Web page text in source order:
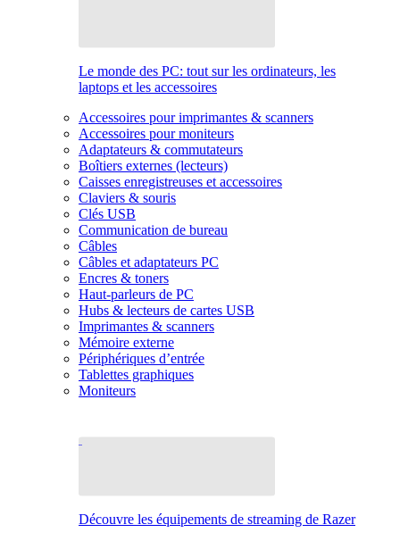
Le monde des PC: tout sur les ordinateurs, les
laptops et les accessoires
Accessoires pour imprimantes & scanners
Accessoires pour moniteurs
Adaptateurs & commutateurs
Boîtiers externes (lecteurs)
Caisses enregistreuses et accessoires
Claviers & souris
Clés USB
Communication de bureau
Câbles
Câbles et adaptateurs PC
Encres & toners
Haut-parleurs de PC
Hubs & lecteurs de cartes USB
Imprimantes & scanners
Mémoire externe
Périphériques d’entrée
Tablettes graphiques
Moniteurs
Découvre les équipements de streaming de Razer